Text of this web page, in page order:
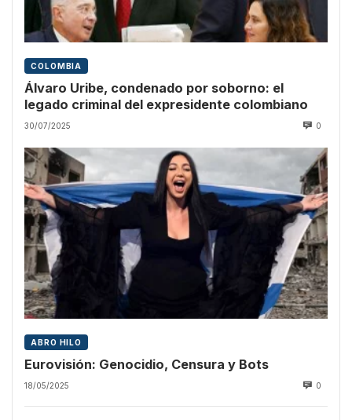
COLOMBIA
Álvaro Uribe, condenado por soborno: el
legado criminal del expresidente colombiano
30/07/2025 0
ABRO HILO
Eurovisión: Genocidio, Censura y Bots
18/05/2025 0